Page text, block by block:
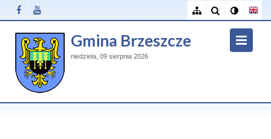
Gmina Brzeszcze
niedziela, 09 sierpnia 2026